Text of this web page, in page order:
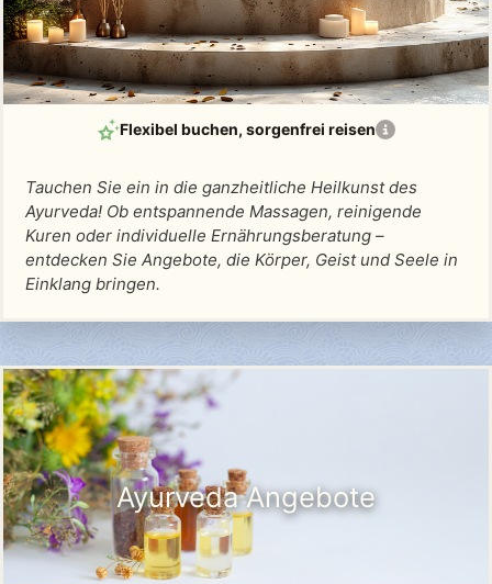
Flexibel buchen, sorgenfrei reisen
Tauchen Sie ein in die ganzheitliche Heilkunst des
Ayurveda! Ob entspannende Massagen, reinigende
Kuren oder individuelle Ernährungsberatung –
entdecken Sie Angebote, die Körper, Geist und Seele in
Einklang bringen.
Ayurveda Angebote